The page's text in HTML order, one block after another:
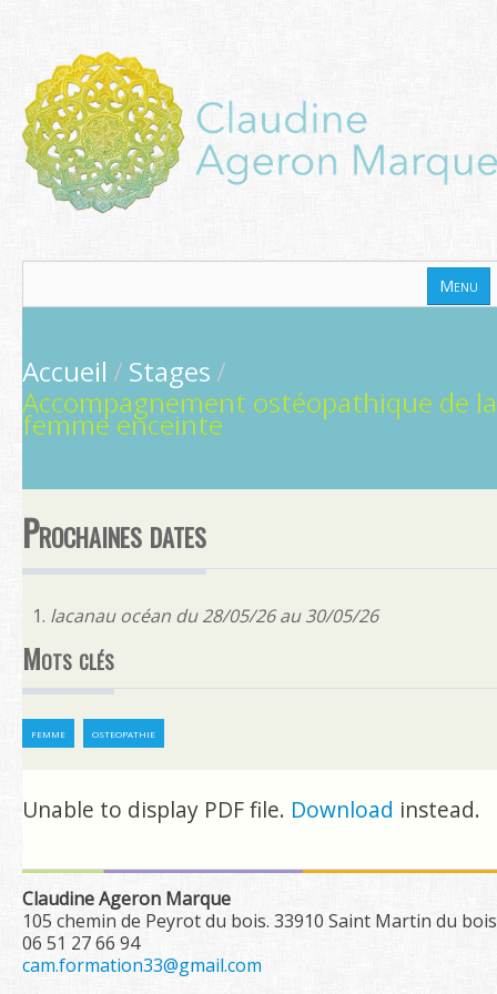
Menu
Publications
Stages
Rechercher
Accueil / Stages /
Accompagnement ostéopathique de la
femme enceinte
Prochaines dates
lacanau océan du 28/05/26 au 30/05/26
Mots clés
femme osteopathie
Unable to display PDF file. Download instead.
Claudine Ageron Marque
105 chemin de Peyrot du bois. 33910 Saint Martin du
06 51 27 66 94
cam.formation33@gmail.com